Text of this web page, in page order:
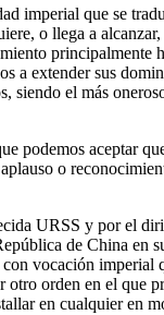
imperial que se
o llega a
principalmente
extender sus
siendo el más
podemos aceptar
o
URSS y por el
de China en
vocación imperial
orden en el que
en cualquier en